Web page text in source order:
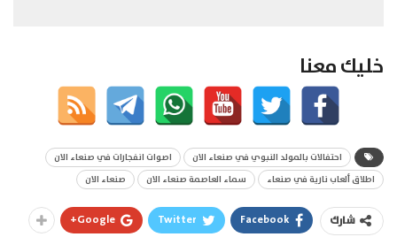
خليك معنا
احتفالات بالمولد النبوي في صنعاء الان
اصوات انفجارات في صنعاء الان
اطلاق ألعاب نارية في صنعاء
سماء العاصمة صنعاء الان صنعاء الان
شارك Facebook
Twitter
Google+